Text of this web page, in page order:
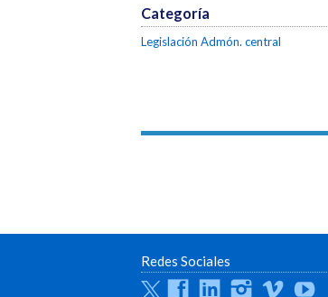
Categoría
Legislación Admón. central
Redes Sociales
TwitterFacebookLinkedinInstagram
Vimeo